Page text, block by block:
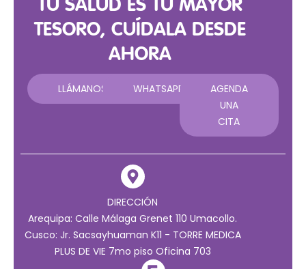
TU SALUD ES TU MAYOR
TESORO, CUÍDALA DESDE
AHORA
LLÁMANOS WHATSAPP
AGENDA
UNA
CITA
DIRECCIÓN
Arequipa: Calle Málaga Grenet 110 Umacollo.
Cusco: Jr. Sacsayhuaman K11 - TORRE MEDICA
PLUS DE VIE 7mo piso Oficina 703